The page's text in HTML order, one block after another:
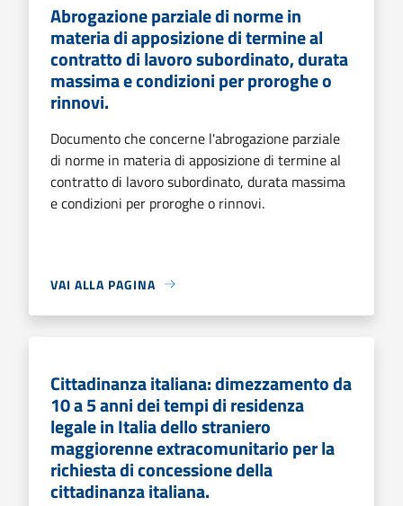
Abrogazione parziale di norme in
materia di apposizione di termine al
contratto di lavoro subordinato, durata
massima e condizioni per proroghe o
rinnovi.
Documento che concerne l'abrogazione parziale
di norme in materia di apposizione di termine al
contratto di lavoro subordinato, durata massima
e condizioni per proroghe o rinnovi.
VAI ALLA PAGINA
Cittadinanza italiana: dimezzamento da
10 a 5 anni dei tempi di residenza
legale in Italia dello straniero
maggiorenne extracomunitario per la
richiesta di concessione della
cittadinanza italiana.